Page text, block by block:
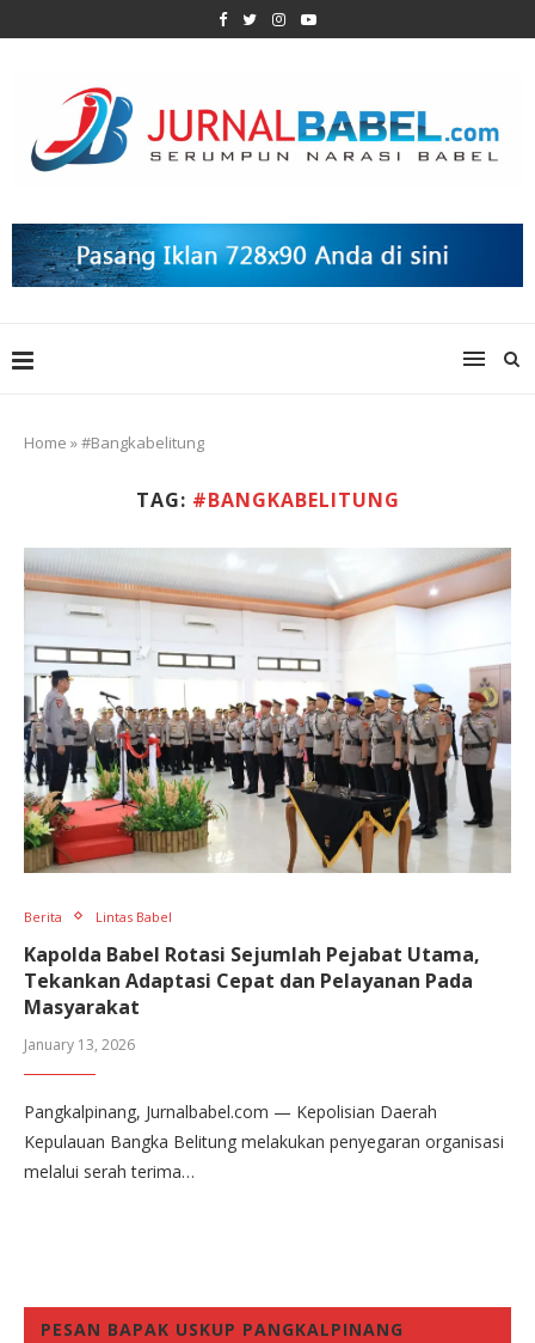
Home »#Bangkabelitung
TAG: #BANGKABELITUNG
Berita Lintas Babel
Kapolda Babel Rotasi Sejumlah Pejabat Utama,
Tekankan Adaptasi Cepat dan Pelayanan Pada
Masyarakat
January 13, 2026
Pangkalpinang, Jurnalbabel.com — Kepolisian Daerah
Kepulauan Bangka Belitung melakukan penyegaran organisasi
melalui serah terima…
PESAN BAPAK USKUP PANGKALPINANG